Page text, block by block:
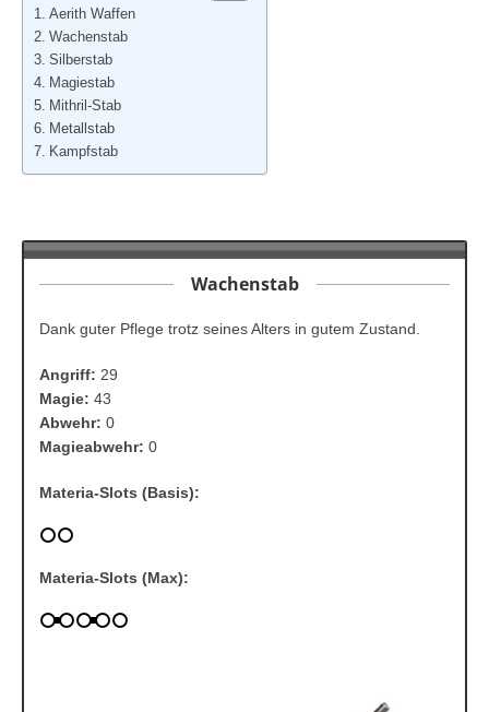
Aerith Waffen
Wachenstab
Silberstab
Magiestab
Mithril-Stab
Metallstab
Kampfstab
Wachenstab
Dank guter Pflege trotz seines Alters in gutem Zustand.
Angriff: 29
Magie: 43
Abwehr: 0
Magieabwehr: 0
Materia-Slots (Basis):
Materia-Slots (Max):